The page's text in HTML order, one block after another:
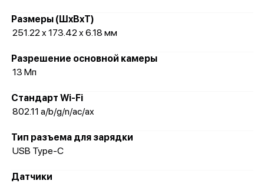
Размеры (ШxВxТ)
251.22 x 173.42 x 6.18 мм
Разрешение основной камеры
13 Мп
Стандарт Wi-Fi
802.11 a/b/g/n/ac/ax
Тип разъема для зарядки
USB Type-C
Датчики